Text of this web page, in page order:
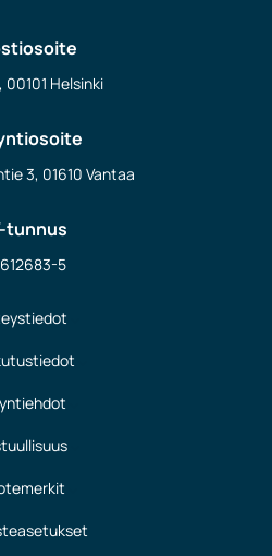
00101 Helsinki
3, 01610 Vantaa
tunnus
5